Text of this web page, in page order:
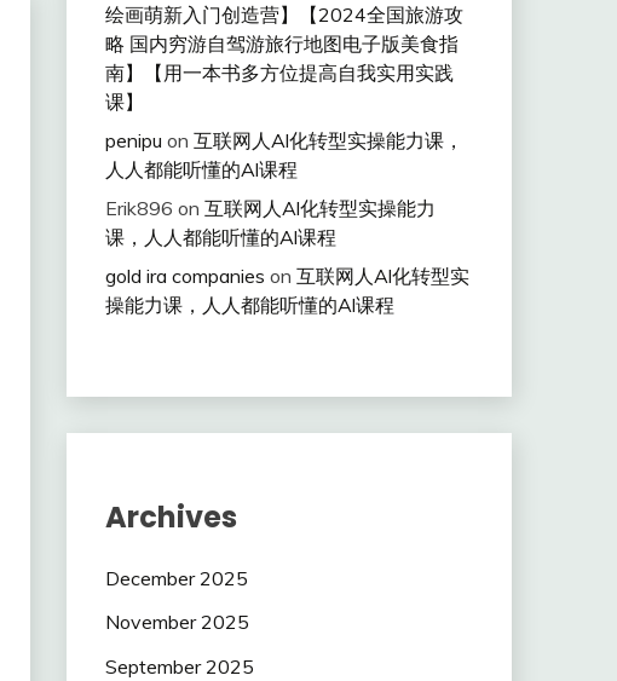
绘画萌新入门创造营】【2024全国旅游攻
略 国内穷游自驾游旅行地图电子版美食指
南】【用一本书多方位提高自我实用实践
课】
penipu on 互联网人Al化转型实操能力课，
人人都能听懂的Al课程
Erik896 on 互联网人Al化转型实操能力
课，人人都能听懂的Al课程
gold ira companies on 互联网人Al化转型实
操能力课，人人都能听懂的Al课程
Archives
December 2025
November 2025
September 2025